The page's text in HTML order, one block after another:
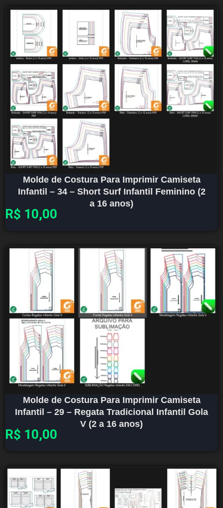
Molde de Costura Para Imprimir Camiseta
Infantil – 34 – Short Surf Infantil Feminino (2
a 16 anos)
R$ 10,00
Molde de Costura Para Imprimir Camiseta
Infantil – 29 – Regata Tradicional Infantil Gola
V (2 a 16 anos)
R$ 10,00